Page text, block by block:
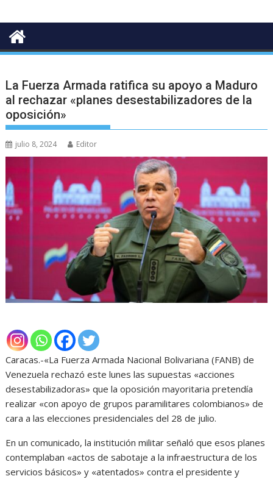
La Fuerza Armada ratifica su apoyo a Maduro
al rechazar «planes desestabilizadores de la
oposición»
julio 8, 2024 Editor
Caracas.-«La Fuerza Armada Nacional Bolivariana (FANB) de
Venezuela rechazó este lunes las supuestas «acciones
desestabilizadoras» que la oposición mayoritaria pretendía
realizar «con apoyo de grupos paramilitares colombianos» de
cara a las elecciones presidenciales del 28 de julio.
En un comunicado, la institución militar señaló que esos planes
contemplaban «actos de sabotaje a la infraestructura de los
servicios básicos» y «atentados» contra el presidente y